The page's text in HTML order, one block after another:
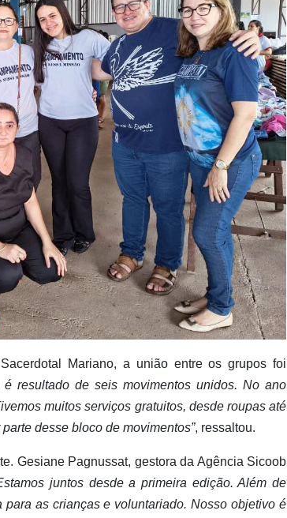
Mariano, a união entre os grupos foi
é resultado de seis movimentos unidos. No ano
muitos serviços gratuitos, desde roupas até
desse bloco de movimentos”, ressaltou.
Gesiane Pagnussat, gestora da Agência Sicoob
juntos desde a primeira edição. Além de
as crianças e voluntariado. Nosso objetivo é